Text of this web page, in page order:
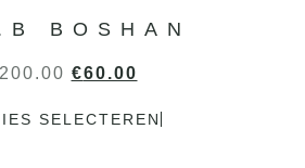
BOSHAN
200.00 €60.00
SELECTEREN